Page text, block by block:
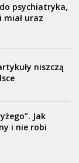
psychiatryka,
miał uraz
niszczą
Jak
i nie robi